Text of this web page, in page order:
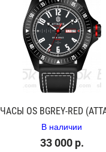
ЧАСЫ OS BGREY-RED
В наличии
33 000 р.